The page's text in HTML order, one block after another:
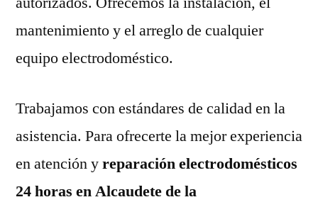
mantenimiento y el arreglo de cualquier
equipo electrodoméstico.
Trabajamos con estándares de calidad en la
asistencia. Para ofrecerte la mejor experiencia
en atención yreparación electrodomésticos
24 horas en Alcaudete de la